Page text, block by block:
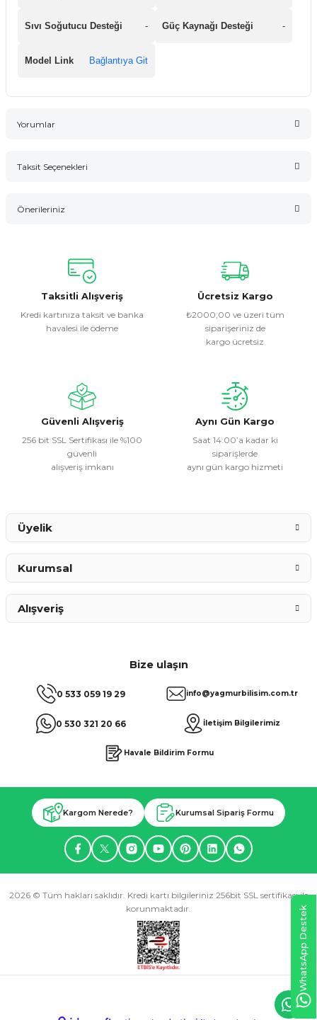
Sıvı Soğutucu Desteği - Güç Kaynağı Desteği -
Model Link Bağlantıya Git
Yorumlar
Taksit Seçenekleri
Önerileriniz
konularda yetersiz gördüğünüz noktaları öneri formunu
kullanarak tarafımıza iletebilirsiniz.
Görüş ve önerileriniz için teşekkür ederiz.
Ürün resmi kalitesiz, bozuk veya görüntülenemiyor.
Ürün fiyatı diğer sitelerden daha pahalı.
Bu ürüne benzer farklı alternatifler olmalı.
Taksitli Alışveriş
Kredi kartınıza taksit ve banka
havalesi ile ödeme
Ücretsiz Kargo
₺2000,00 ve üzeri tüm
siparişeriniz de
kargo ücretsiz
Güvenli Alışveriş
256 bit SSL Sertifikası ile %100
güvenli
alışveriş imkanı
Aynı Gün Kargo
Saat 14:00’a kadar ki
siparişlerde
aynı gün kargo hizmeti
Bize ulaşın
0 533 059 19 29
0 530 321 20 66
info@yagmurbilisim.com.tr
İletişim Bilgilerimiz
Havale Bildirim Formu
Üyelik
Kurumsal
Alışveriş
Kargom Nerede? Kurumsal Sipariş Formu
2026 © Tüm hakları saklıdır. Kredi kartı bilgileriniz 256bit SSL sertifikası ile
korunmaktadır.
WhatsApp Destek